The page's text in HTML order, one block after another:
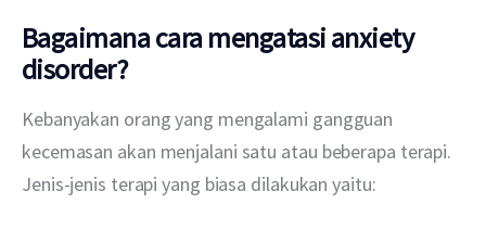
Bagaimana cara mengatasi anxiety
disorder?
Kebanyakan orang yang mengalami gangguan
kecemasan akan menjalani satu atau beberapa terapi.
Jenis-jenis terapi yang biasa dilakukan yaitu: